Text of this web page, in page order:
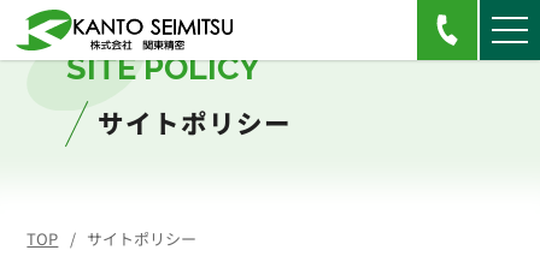
SITE POLICY
サイトポリシー
TOP サイトポリシー